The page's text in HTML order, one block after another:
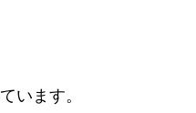
います。